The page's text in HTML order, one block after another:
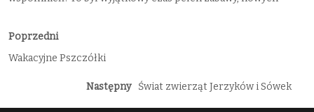
Poprzedni
Wakacyjne Pszczółki
Następny Świat zwierząt Jerzyków i Sówek